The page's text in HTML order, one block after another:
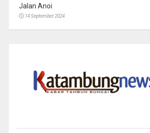
Jalan Anoi
14 September 2024